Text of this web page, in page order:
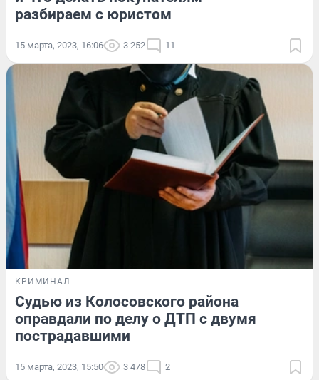
разбираем с юристом
15 марта, 2023, 16:06 3 252 11
КРИМИНАЛ
Судью из Колосовского района
оправдали по делу о ДТП с двумя
пострадавшими
15 марта, 2023, 15:50 3 478 2